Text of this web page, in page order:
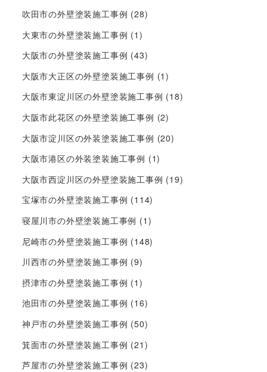
吹田市の外壁塗装施工事例 (28)
大東市の外壁塗装施工事例 (1)
大阪市の外壁塗装施工事例 (43)
大阪市大正区の外壁塗装施工事例 (1)
大阪市東淀川区の外壁塗装施工事例 (18)
大阪市此花区の外壁塗装施工事例 (2)
大阪市淀川区の外装塗装施工事例 (20)
大阪市港区の外装塗装施工事例 (1)
大阪市西淀川区の外壁塗装施工事例 (19)
宝塚市の外壁塗装施工事例 (114)
寝屋川市の外壁塗装施工事例 (1)
尼崎市の外壁塗装施工事例 (148)
川西市の外壁塗装施工事例 (9)
摂津市の外壁塗装施工事例 (1)
池田市の外壁塗装施工事例 (16)
神戸市の外壁塗装施工事例 (50)
箕面市の外壁塗装施工事例 (21)
芦屋市の外壁塗装施工事例 (23)